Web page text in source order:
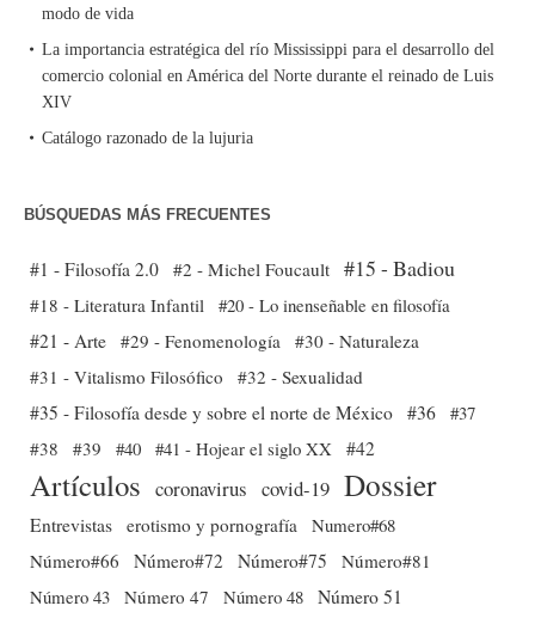
modo de vida
La importancia estratégica del río Mississippi para el desarrollo del
comercio colonial en América del Norte durante el reinado de Luis
XIV
Catálogo razonado de la lujuria
BÚSQUEDAS MÁS FRECUENTES
#1 - Filosofía 2.0 #2 - Michel Foucault #15 - Badiou
#18 - Literatura Infantil #20 - Lo inenseñable en filosofía
#21 - Arte #29 - Fenomenología
#30 - Naturaleza
#31 - Vitalismo Filosófico
#32 - Sexualidad
#35 - Filosofía desde y sobre el norte de México #36 #37
#38
#39 #40 #41 - Hojear el siglo XX #42
Artículos coronavirus covid-19 Dossier
Entrevistas erotismo y pornografía
Numero#68
Número#66
Número#72 Número#75
Número#81
Número 43 Número 47 Número 48 Número 51